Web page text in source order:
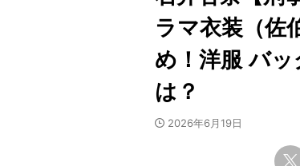
ラマ衣装（佐
め！洋服 バ
は？
2026年6月19日